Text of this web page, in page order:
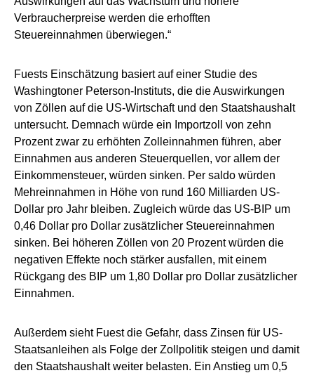
Verbraucherpreise werden die erhofften
Steuereinnahmen überwiegen.“
Fuests Einschätzung basiert auf einer Studie des
Washingtoner Peterson-Instituts, die die Auswirkungen
von Zöllen auf die US-Wirtschaft und den Staatshaushalt
untersucht. Demnach würde ein Importzoll von zehn
Prozent zwar zu erhöhten Zolleinnahmen führen, aber
Einnahmen aus anderen Steuerquellen, vor allem der
Einkommensteuer, würden sinken. Per saldo würden
Mehreinnahmen in Höhe von rund 160 Milliarden US-
Dollar pro Jahr bleiben. Zugleich würde das US-BIP um
0,46 Dollar pro Dollar zusätzlicher Steuereinnahmen
sinken. Bei höheren Zöllen von 20 Prozent würden die
negativen Effekte noch stärker ausfallen, mit einem
Rückgang des BIP um 1,80 Dollar pro Dollar zusätzlicher
Einnahmen.
Außerdem sieht Fuest die Gefahr, dass Zinsen für US-
Staatsanleihen als Folge der Zollpolitik steigen und damit
den Staatshaushalt weiter belasten. Ein Anstieg um 0,5